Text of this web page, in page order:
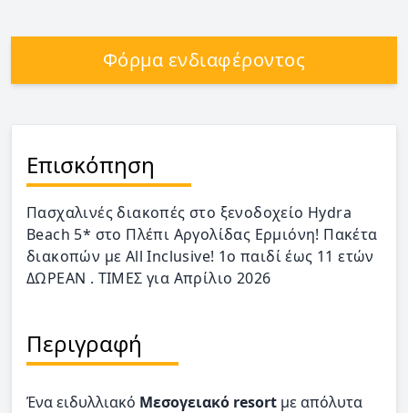
Φόρμα ενδιαφέροντος
Επισκόπηση
Πασχαλινές διακοπές στο ξενοδοχείο Hydra
Beach 5* στο Πλέπι Αργολίδας Ερμιόνη! Πακέτα
διακοπών με All Inclusive! 1ο παιδί έως 11 ετών
ΔΩΡΕΑΝ . ΤΙΜΕΣ για Απρίλιο 2026
Περιγραφή
Ένα ειδυλλιακό Μεσογειακό resort με απόλυτα